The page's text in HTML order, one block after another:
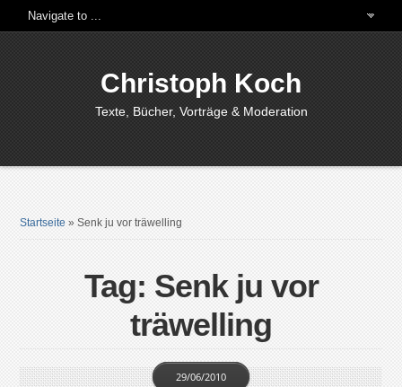
Christoph Koch
Texte, Bücher, Vorträge & Moderation
Startseite »Senk ju vor träwelling
Tag: Senk ju vor
träwelling
29/06/2010